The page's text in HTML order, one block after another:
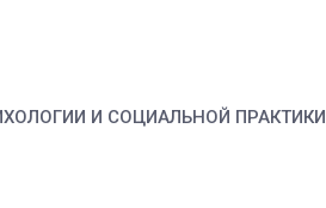
И СОЦИАЛЬНОЙ ПРАКТИКИ